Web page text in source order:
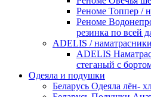
Реноме Топпер /
Реноме
резинка по всей
ADELIS / наматрасники
ADELIS
стеганый с
Одеяла и подушки
Беларусь Одеяла лён-